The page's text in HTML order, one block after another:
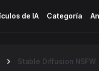
de IA Categoría
Stable Diffusion NSFW